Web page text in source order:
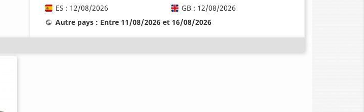
ES : 12/08/2026
GB : 12/08/2026
Autre pays : Entre 11/08/2026 et 16/08/2026